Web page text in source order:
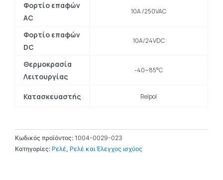
Φορτίο επαφών
AC
10A /250VAC
Φορτίο επαφών
DC
10A/24VDC
Θερμοκρασία
Λειτουργίας
-40~85°C
Κατασκευαστής Relpol
Κωδικός προϊόντος: 1004-0029-023
Κατηγορίες: Ρελέ, Ρελέ και Έλεγχος ισχύος